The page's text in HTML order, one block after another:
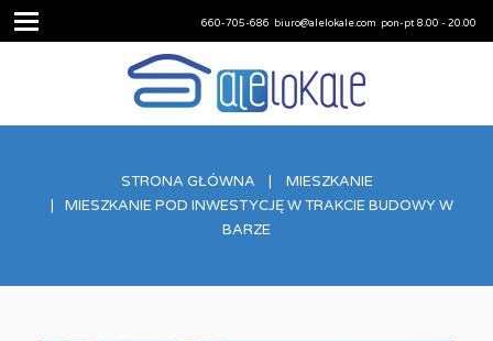
660-705-686 biuro@alelokale.com pon-pt 8.00 - 20.00
STRONA GŁÓWNA
MIESZKANIE
MIESZKANIE POD INWESTYCJĘ W TRAKCIE BUDOWY W
BARZE